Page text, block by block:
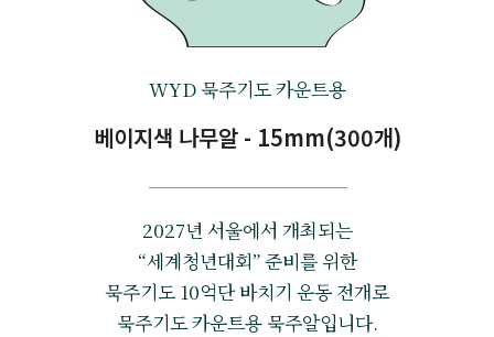
WYD 묵주기도 카운트용
베이지색 나무알 - 15mm(300개)
2027년 서울에서 개최되는
“세계청년대회” 준비를 위한
묵주기도 10억단 바치기 운동 전개로
묵주기도 카운트용 묵주알입니다.